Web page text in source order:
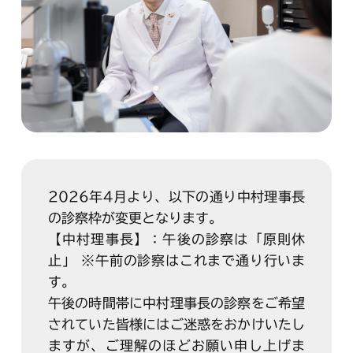
2026年4月より、以下の通り中村理事長
の診察枠が変更となります。
【中村理事長】：午後の診察は「原則休
止」 ※午前の診察はこれまで通り行いま
す。
午後の時間帯に中村理事長の診察をご希望
されていた皆様にはご迷惑をおかけいたし
ますが、ご理解のほどお願い申し上げま